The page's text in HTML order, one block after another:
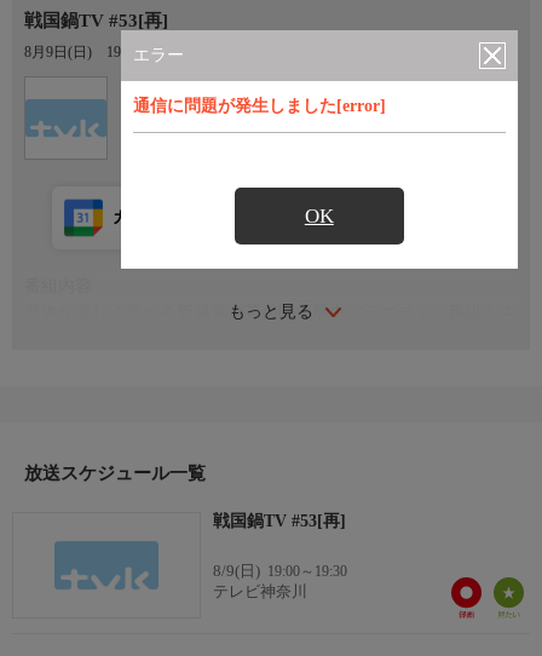
エラー
通信に問題が発生しました[error]
OK
戦国鍋TV #53[再]
8月9日(日) 19:00〜19:30
テレビ神奈川
もっと見る
カレンダー登録 アプリ視聴
歴史が楽しく学べる新感覚お茶の間「歴史バラエティ」番組！さ
放送スケジュール一覧
戦国鍋TV #53[再]
8/9(日) 19:00～19:30
テレビ神奈川